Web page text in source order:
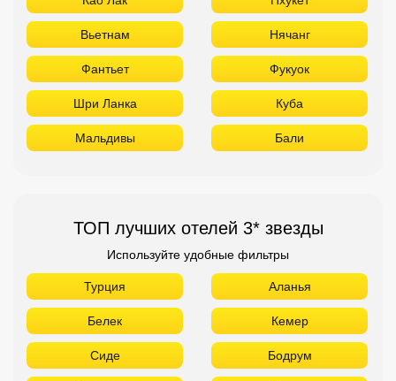
Вьетнам Нячанг
Фантьет Фукуок
Шри Ланка Куба
Мальдивы Бали
ТОП лучших отелей 3* звезды
Используйте удобные фильтры
Турция Аланья
Белек Кемер
Сиде Бодрум